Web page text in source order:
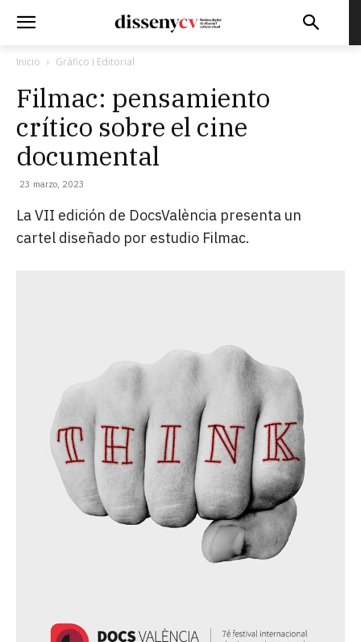
Inicio Gráfico I Editorial
Filmac: pensamiento
crítico sobre el cine
documental
23 marzo, 2023
La VII edición de DocsValència presenta un
cartel diseñado por estudio Filmac.